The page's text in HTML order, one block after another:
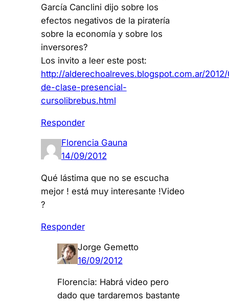
García Canclini dijo sobre los
efectos negativos de la piratería
sobre la economía y sobre los
inversores?
Los invito a leer este post:
http://alderechoalreves.blogspot.com.ar/
de-clase-presencial-
cursolibrebus.html
Responder
Florencia Gauna
14/09/2012
Qué lástima que no se escucha
mejor ! está muy interesante !Video
?
Responder
Jorge Gemetto
16/09/2012
Florencia: Habrá video pero
dado que tardaremos bastante